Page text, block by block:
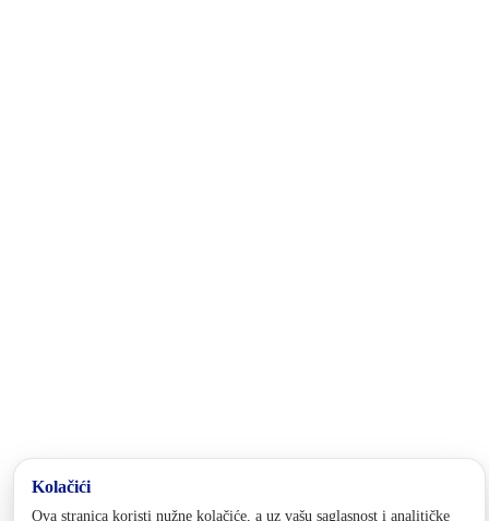
Kolačići
Ova stranica koristi nužne kolačiće, a uz vašu saglasnost i analitičke